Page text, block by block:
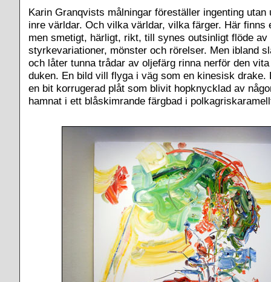
Karin Granqvists målningar föreställer ingenting utan
inre världar. Och vilka världar, vilka färger. Här finns
men smetigt, härligt, rikt, till synes outsinligt flöde av
styrkevariationer, mönster och rörelser. Men ibland
och låter tunna trådar av oljefärg rinna nerför den
duken. En bild vill flyga i väg som en kinesisk drake.
en bit korrugerad plåt som blivit hopknycklad av
hamnat i ett blåskimrande färgbad i